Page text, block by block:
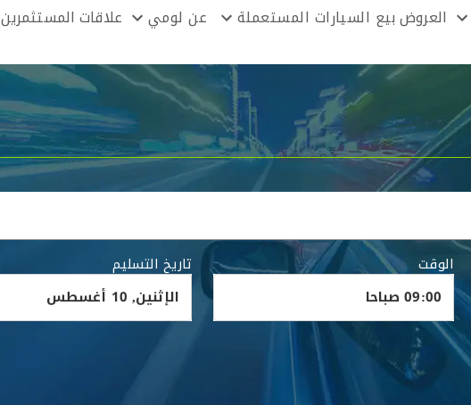
العروضبيع السيارات المستعملة عن لومي علاقات المستثمرين
الوقت تاريخ التسليم